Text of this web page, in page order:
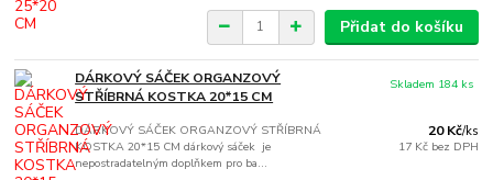
Přidat do košíku
DÁRKOVÝ SÁČEK ORGANZOVÝ
STŘÍBRNÁ KOSTKA 20*15 CM
DÁRKOVÝ SÁČEK ORGANZOVÝ STŘÍBRNÁ
KOSTKA 20*15 CM dárkový sáček je
nepostradatelným doplňkem pro ba...
20 Kč/ks
17 Kč bez DPH
Skladem 184 ks